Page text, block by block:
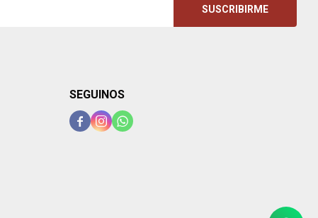
SUSCRIBIRME
SEGUINOS
  